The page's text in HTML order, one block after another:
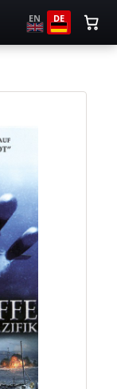
EN DE